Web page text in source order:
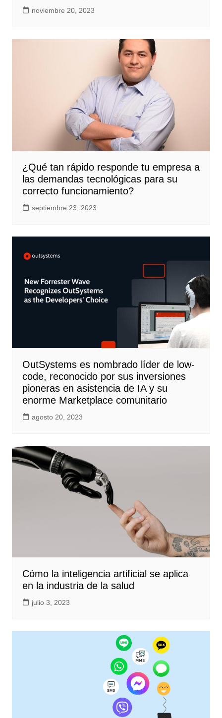
noviembre 20, 2023
¿Qué tan rápido responde tu empresa a
las demandas tecnológicas para su
correcto funcionamiento?
septiembre 23, 2023
OutSystems es nombrado líder de low-
code, reconocido por sus inversiones
pioneras en asistencia de IA y su
enorme Marketplace comunitario
agosto 20, 2023
Cómo la inteligencia artificial se aplica
en la industria de la salud
julio 3, 2023